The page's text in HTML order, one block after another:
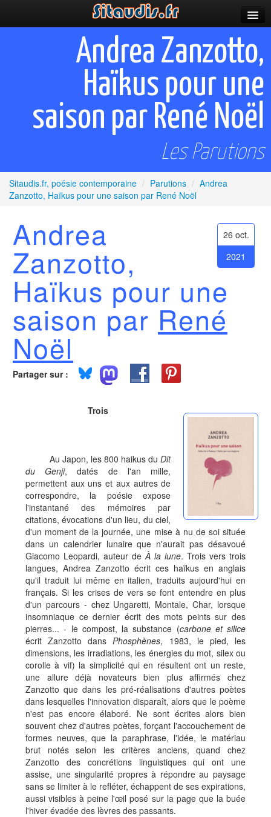
Poèmes et fictions
Apparitions
Prescriptions
Andrea Zanzotto,
Haïkus pour une
saison par René Noël
Les Parutions
Sitaudis.fr, poésie contemporaine / Parutions / Andrea
Zanzotto, Haïkus pour une saison par René Noël
26 oct.
2021
Andrea
Zanzotto,
Haïkus pour une
saison par René
Noël
Partager sur :
Trois
Au Japon, les 800 haikus du Dit
du Genji, datés de l'an mille,
permettent aux uns et aux autres de
correspondre, la poésie expose
l'instantané des mémoires par
citations, évocations d'un lieu, du ciel,
d'un moment de la journée, une mise à nu de soi située
dans un calendrier lunaire que n'aurait pas désavoué
Giacomo Leopardi, auteur deÀ la lune. Trois vers trois
langues, Andrea Zanzotto écrit ces haïkus en anglais
qu'il traduit lui même en italien, traduits aujourd'hui en
français. Si les crises de vers se font entendre en plus
d'un parcours - chez Ungaretti, Montale, Char, lorsque
insomniaque ce dernier écrit des mots peints sur des
pierres... - le compost, la substance (carbone et silice
écrit Zanzotto dansPhosphènes, 1983, le pied, les
dimensions, les irradiations, les énergies du mot, silex ou
corolle à vif) la simplicité qui en résultent ont un reste,
une allure déjà novateurs bien plus affirmés chez
Zanzotto que dans les pré-réalisations d'autres poètes
dans lesquelles l'innovation disparaît, alors que le poème
n'est pas encore élaboré. Ne sont écrites alors bien
souvent chez d'autres poètes, forçant l'accouchement de
formes neuves, que la paraphrase, l'idée, le matériau
brut notés selon les critères anciens, quand chez
Zanzotto des concrétions linguistiques qui ont une
assise, une singularité propres à répondre au paysage
sans se limiter à le refléter, échappent de ses expirations,
aussi visibles à peine l'œil posé sur la page que la buée
l'hiver évadée des lèvres des passants.